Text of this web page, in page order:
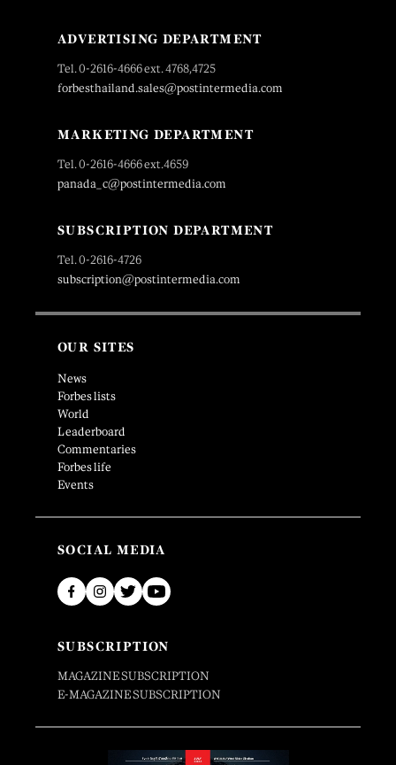
ADVERTISING DEPARTMENT
Tel. 0-2616-4666 ext. 4768,4725
forbesthailand.sales@postintermedia.com
MARKETING DEPARTMENT
Tel. 0-2616-4666 ext.4659
panada_c@postintermedia.com
SUBSCRIPTION DEPARTMENT
Tel. 0-2616-4726
subscription@postintermedia.com
OUR SITES
News
Forbes lists
World
Leaderboard
Commentaries
Forbes life
Events
SOCIAL MEDIA
SUBSCRIPTION
MAGAZINE SUBSCRIPTION
E-MAGAZINE SUBSCRIPTION